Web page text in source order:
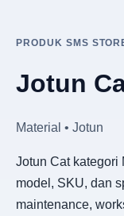
PRODUK SMS
Jotun
Material • Jotun
Jotun Cat kategori
model, SKU, dan
maintenance,